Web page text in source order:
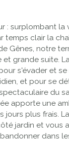
: surplombant la
temps clair la
Gênes, notre
grande suite.
s'évader et
et pour se
du
apporte une
jours plus frais.
jardin et vous
dans